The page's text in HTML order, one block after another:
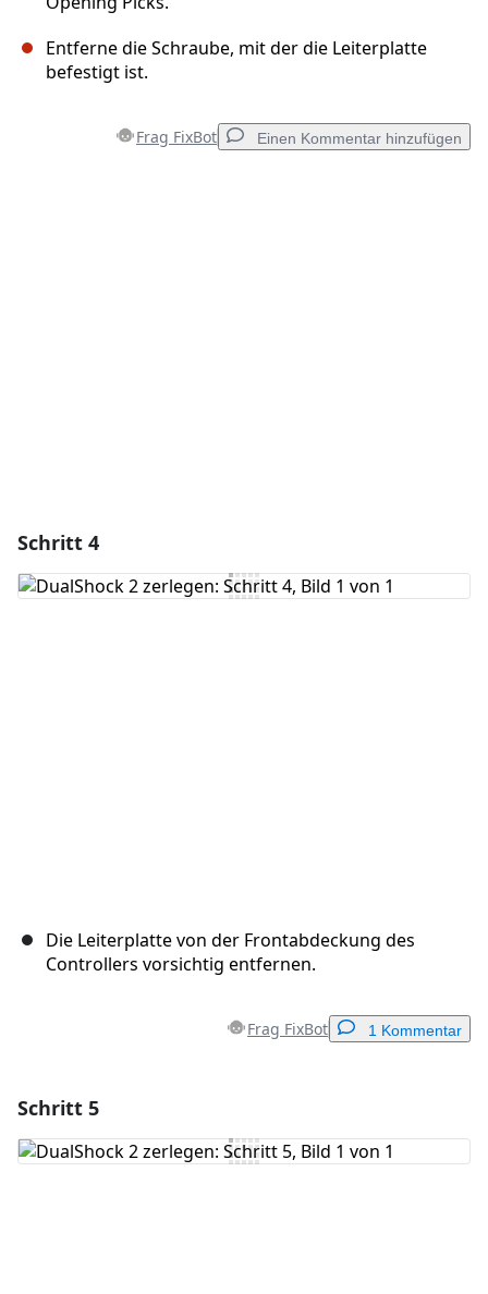
Entferne die Schraube, mit der die Leiterplatte
befestigt ist.
Frag FixBot Einen Kommentar hinzufügen
Schritt 4
Die Leiterplatte von der Frontabdeckung des
Controllers vorsichtig entfernen.
Frag FixBot 1 Kommentar
Kommentar hinzufügen
Schritt 5